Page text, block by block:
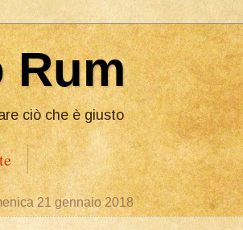
Rum
ciò che è giusto
21 gennaio 2018